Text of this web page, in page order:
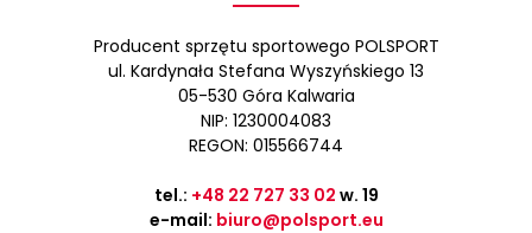
Producent sprzętu sportowego POLSPORT
ul. Kardynała Stefana Wyszyńskiego 13
05-530 Góra Kalwaria
NIP: 1230004083
REGON: 015566744
tel.: +48 22 727 33 02 w. 19
e-mail: biuro@polsport.eu